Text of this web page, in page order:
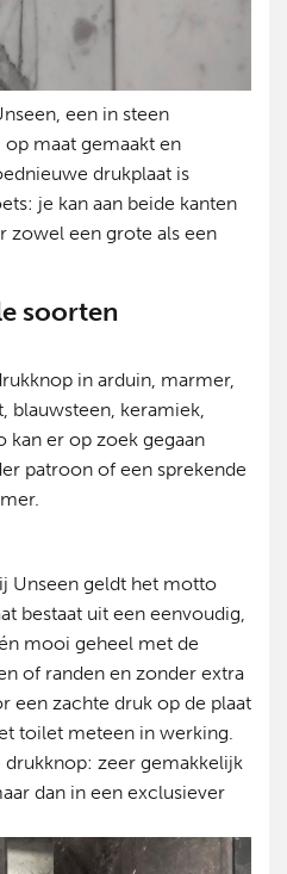
een in steen
maat gemaakt en
drukplaat is
je kan aan beide kanten
zowel een grote als een
soorten
in arduin, marmer,
blauwsteen, keramiek,
er op zoek gegaan
patroon of een sprekende
Unseen geldt het motto
bestaat uit een eenvoudig,
mooi geheel met de
of randen en zonder extra
een zachte druk op de plaat
toilet meteen in werking.
drukknop: zeer gemakkelijk
dan in een exclusiever